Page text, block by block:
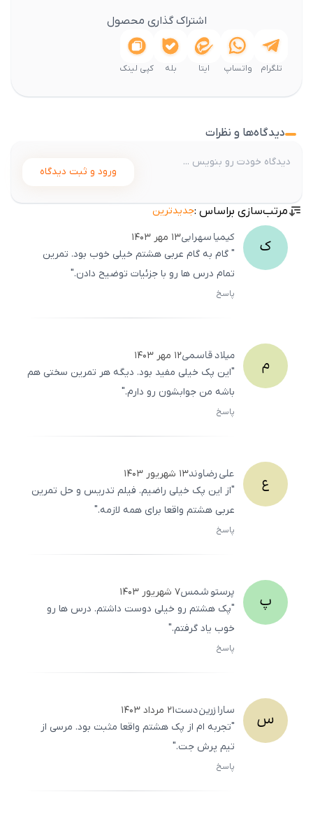
اشتراک گذاری محصول
تلگرام واتساپ ایتا بله کپی لینک
دیدگاه‌ها و نظرات
ورود و ثبت دیدگاه
مرتب‌سازی براساس :جدیدترین
ک کیمیاسهرابی۱۳ مهر ۱۴۰۳
" گام به گام عربی هشتم خیلی خوب بود. تمرین
تمام درس‌ ها رو با جزئیات توضیح دادن."
پاسخ
م میلادقاسمی۱۲ مهر ۱۴۰۳
"این پک خیلی مفید بود. دیگه هر تمرین سختی هم
باشه من جوابشون رو دارم."
پاسخ
ع علیرضاوند۱۳ شهریور ۱۴۰۳
"از این پک خیلی راضیم. فیلم تدریس و حل تمرین
عربی هشتم واقعا برای همه لازمه."
پاسخ
پ پرستوشمس۷ شهریور ۱۴۰۳
"پک هشتم رو خیلی دوست داشتم. درس ‌ها رو
خوب یاد گرفتم."
پاسخ
س سارازرین‌دست۲۱ مرداد ۱۴۰۳
"تجربه ‌ام از پک هشتم واقعا مثبت بود. مرسی از
تیم پرش جت."
پاسخ